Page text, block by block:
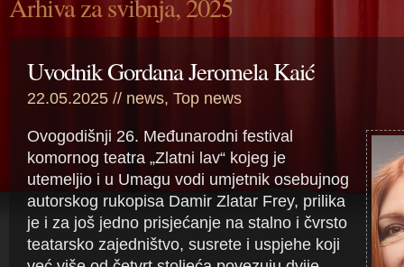
Arhiva za svibnja, 2025
Uvodnik Gordana Jeromela Kaić
22.05.2025 // news, Top news
Ovogodišnji 26. Međunarodni festival
komornog teatra „Zlatni lav“ kojeg je
utemeljio i u Umagu vodi umjetnik osebujnog
autorskog rukopisa Damir Zlatar Frey, prilika
je i za još jedno prisjećanje na stalno i čvrsto
teatarsko zajedništvo, susrete i uspjehe koji